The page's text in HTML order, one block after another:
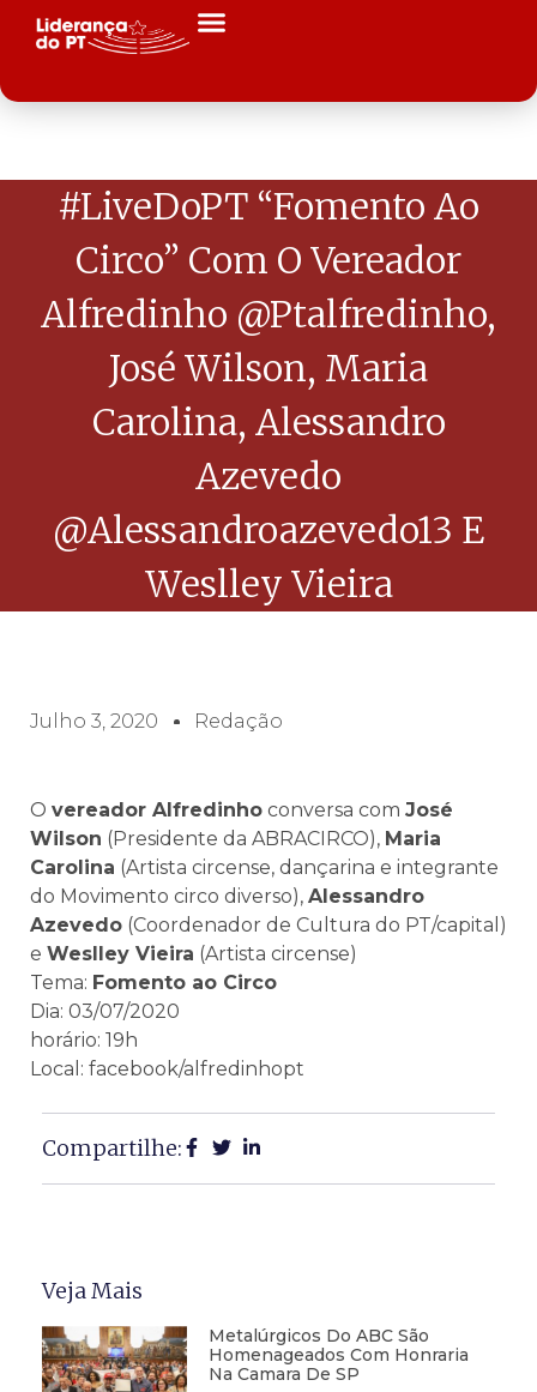
#LiveDoPT “Fomento Ao
Circo” Com O Vereador
Alfredinho @ptalfredinho,
José Wilson, Maria
Carolina, Alessandro
Azevedo
@alessandroazevedo13 E
Weslley Vieira
Julho 3, 2020 Redação
O vereador Alfredinho conversa com José
Wilson (Presidente da ABRACIRCO), Maria
Carolina (Artista circense, dançarina e integrante
do Movimento circo diverso), Alessandro
Azevedo (Coordenador de Cultura do PT/capital)
e Weslley Vieira (Artista circense)
Tema: Fomento ao Circo
Dia: 03/07/2020
horário: 19h
Local: facebook/alfredinhopt
Compartilhe:
Veja Mais
Metalúrgicos Do ABC São
Homenageados Com Honraria
Na Camara De SP